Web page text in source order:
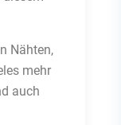
Nähten,
mehr
auch